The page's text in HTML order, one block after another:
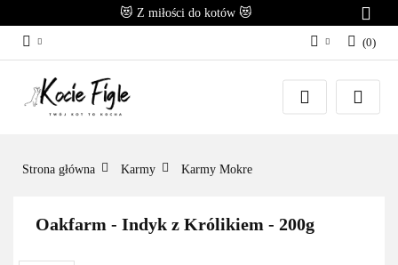
😻 Z miłości do kotów 😻
Zaloguj się
Załóż konto
(0)
Strona główna Karmy Karmy Mokre
Oakfarm - Indyk z Królikiem - 200g